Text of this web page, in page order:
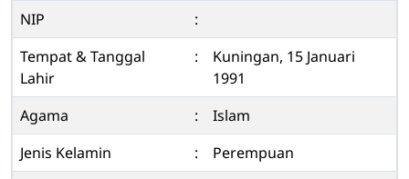
NIP
:
Tempat & Tanggal
Lahir
:
Kuningan, 15 Januari
1991
Agama
:
Islam
Jenis Kelamin
:
Perempuan